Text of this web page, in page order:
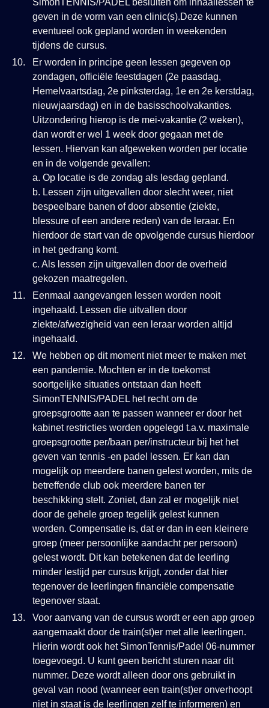
geven in de vorm van een clinic(s).Deze kunnen
eventueel ook gepland worden in weekenden
tijdens de cursus.
Er worden in principe geen lessen gegeven op
zondagen, officiële feestdagen (2e paasdag,
Hemelvaartsdag, 2e pinksterdag, 1e en 2e kerstdag,
nieuwjaarsdag) en in de basisschoolvakanties.
Uitzondering hierop is de mei-vakantie (2 weken),
dan wordt er wel 1 week door gegaan met de
lessen. Hiervan kan afgeweken worden per locatie
en in de volgende gevallen:
a. Op locatie is de zondag als lesdag gepland.
b. Lessen zijn uitgevallen door slecht weer, niet
bespeelbare banen of door absentie (ziekte,
blessure of een andere reden) van de leraar. En
hierdoor de start van de opvolgende cursus hierdoor
in het gedrang komt.
c. Als lessen zijn uitgevallen door de overheid
gekozen maatregelen.
Eenmaal aangevangen lessen worden nooit
ingehaald. Lessen die uitvallen door
ziekte/afwezigheid van een leraar worden altijd
ingehaald.
We hebben op dit moment niet meer te maken met
een pandemie. Mochten er in de toekomst
soortgelijke situaties ontstaan dan heeft
SimonTENNIS/PADEL het recht om de
groepsgrootte aan te passen wanneer er door het
kabinet restricties worden opgelegd t.a.v. maximale
groepsgrootte per/baan per/instructeur bij het het
geven van tennis -en padel lessen. Er kan dan
mogelijk op meerdere banen gelest worden, mits de
betreffende club ook meerdere banen ter
beschikking stelt. Zoniet, dan zal er mogelijk niet
door de gehele groep tegelijk gelest kunnen
worden. Compensatie is, dat er dan in een kleinere
groep (meer persoonlijke aandacht per persoon)
gelest wordt. Dit kan betekenen dat de leerling
minder lestijd per cursus krijgt, zonder dat hier
tegenover de leerlingen financiële compensatie
tegenover staat.
Voor aanvang van de cursus wordt er een app groep
aangemaakt door de train(st)er met alle leerlingen.
Hierin wordt ook het SimonTennis/Padel 06-nummer
toegevoegd. U kunt geen bericht sturen naar dit
nummer. Deze wordt alleen door ons gebruikt in
geval van nood (wanneer een train(st)er onverhoopt
niet in staat is de leerlingen zelf te informeren) en